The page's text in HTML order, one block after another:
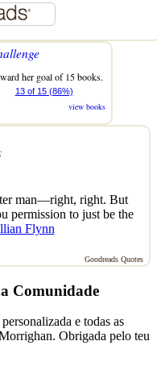
her goal of 15 books.
13 of 15 (86%)
view books
man—right, right. But
permission to just be the
Flynn
Goodreads Quotes
Comunidade
e todas as
Obrigada pelo teu